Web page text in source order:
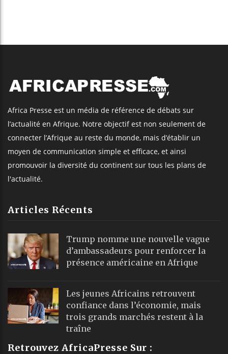
Africa Presse est un média de référence de débats sur
l’actualité en Afrique. Notre objectif est non seulement de
connecter l’Afrique au reste du monde, mais d’établir un
moyen de communication simple et efficace, et ainsi
promouvoir la diversité du continent sur tous les plans de
l'actualité.
Articles Récents
Trump nomme une nouvelle vague
d’ambassadeurs pour renforcer la
présence américaine en Afrique
Les jeunes Africains retrouvent
confiance dans l’économie, mais
trois grands marchés restent à la
traîne
Retrouvez AfricaPresse Sur :